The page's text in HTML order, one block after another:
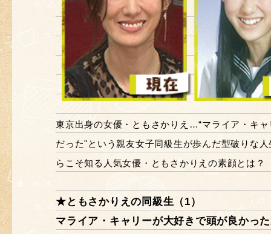
東京出身の女優・ともさかりえ…“マライア・キ
だった"という親友女子同級生が歩んだ型破りな
らこそ知る人気女優・ともさかりえの素顔とは？
★ともさかりえの同級生（1）
マライア・キャリーが大好きで頭が良かっ